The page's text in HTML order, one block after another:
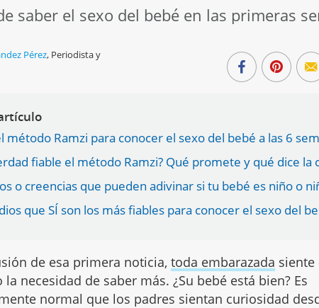
saber el sexo del bebé en las primeras
Pérez, Periodista y
método Ramzi para conocer el sexo del bebé a las 6
fiable el método Ramzi? Qué promete y qué dice la
o creencias que pueden adivinar si tu bebé es niño o
que SÍ son los más fiables para conocer el sexo del
de esa primera noticia,toda embarazada siente
necesidad de saber más. ¿Su bebé está bien? Es
normal que los padres sientan curiosidad